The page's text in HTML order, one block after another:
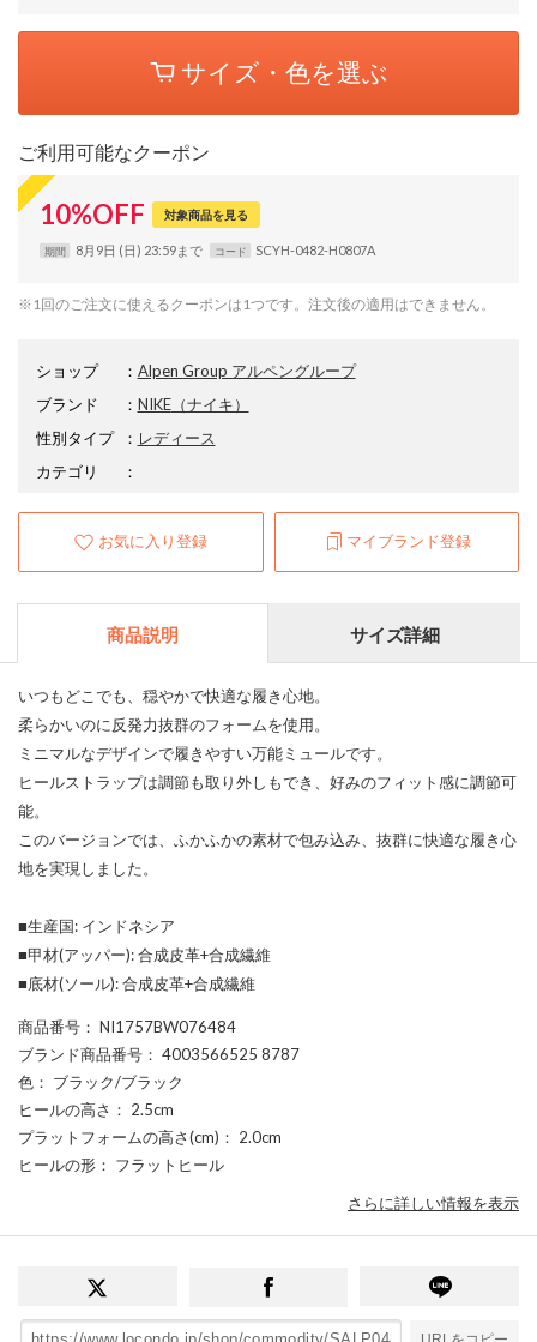
サイズ・色を選ぶ
ご利用可能なクーポン
10%OFF 対象商品を見る
期間 8月9日 (日) 23:59まで コード SCYH-0482-H0807A
※1回のご注文に使えるクーポンは1つです。注文後の適用はできません。
ショップ ： Alpen Group アルペングループ
ブランド
： NIKE（ナイキ）
性別タイプ
： レディース
カテゴリ
：
お気に入り登録 マイブランド登録
商品説明 サイズ詳細
いつもどこでも、穏やかで快適な履き心地。
柔らかいのに反発力抜群のフォームを使用。
ミニマルなデザインで履きやすい万能ミュールです。
ヒールストラップは調節も取り外しもでき、好みのフィット感に調節可
能。
このバージョンでは、ふかふかの素材で包み込み、抜群に快適な履き心
地を実現しました。
■生産国: インドネシア
■甲材(アッパー): 合成皮革+合成繊維
■底材(ソール): 合成皮革+合成繊維
商品番号 ： NI1757BW076484
ブランド商品番号 ： 4003566525 8787
色 ： ブラック/ブラック
ヒールの高さ ： 2.5cm
プラットフォームの高さ(cm) ： 2.0cm
ヒールの形 ： フラットヒール
さらに詳しい情報を表示